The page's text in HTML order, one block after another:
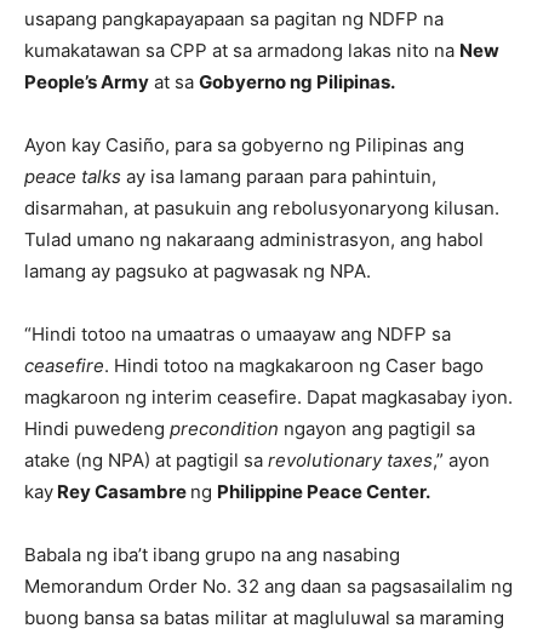
usapang pangkapayapaan sa pagitan ng NDFP na
kumakatawan sa CPP at sa armadong lakas nito na New
People’s Army at sa Gobyerno ng Pilipinas.
Ayon kay Casiño, para sa gobyerno ng Pilipinas ang
peace talks ay isa lamang paraan para pahintuin,
disarmahan, at pasukuin ang rebolusyonaryong kilusan.
Tulad umano ng nakaraang administrasyon, ang habol
lamang ay pagsuko at pagwasak ng NPA.
“Hindi totoo na umaatras o umaayaw ang NDFP sa
ceasefire. Hindi totoo na magkakaroon ng Caser bago
magkaroon ng interim ceasefire. Dapat magkasabay iyon.
Hindi puwedeng precondition ngayon ang pagtigil sa
atake (ng NPA) at pagtigil sa revolutionary taxes,” ayon
kay Rey Casambre ng Philippine Peace Center.
Babala ng iba’t ibang grupo na ang nasabing
Memorandum Order No. 32 ang daan sa pagsasailalim ng
buong bansa sa batas militar at magluluwal sa maraming